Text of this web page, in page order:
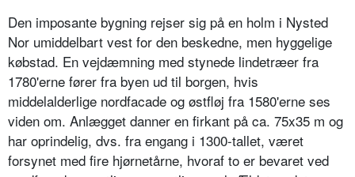
Den imposante bygning rejser sig på en holm i Nysted
Nor umiddelbart vest for den beskedne, men hyggelige
købstad. En vejdæmning med stynede lindetræer fra
1780'erne fører fra byen ud til borgen, hvis
middelalderlige nordfacade og østfløj fra 1580'erne ses
viden om. Anlægget danner en firkant på ca. 75x35 m og
har oprindelig, dvs. fra engang i 1300-tallet, været
forsynet med fire hjørnetårne, hvoraf to er bevaret ved